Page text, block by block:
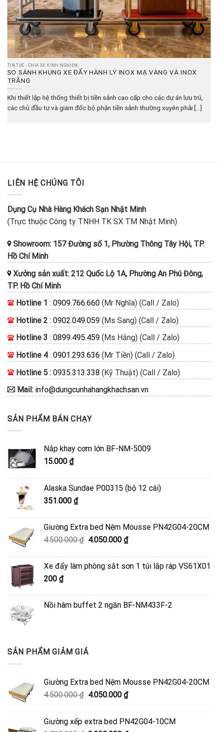
TIN TỨC - CHIA SẺ KINH NGHIỆM
SO SÁNH KHUNG XE ĐẨY HÀNH LÝ INOX MẠ VÀNG VÀ INOX
TRẮNG
Khi thiết lập hệ thống thiết bị tiền sảnh cao cấp cho các dự án lưu trú,
các chủ đầu tư và giám đốc bộ phận tiền sảnh thường xuyên phải [...]
LIÊN HỆ CHÚNG TÔI
Dụng Cụ Nhà Hàng Khách Sạn Nhật Minh
(Trực thuộc Công ty TNHH TK SX TM Nhật Minh)
Showroom: 157 Đường số 1, Phường Thông Tây Hội, TP.
Hồ Chí Minh
Xưởng sản xuất: 212 Quốc Lộ 1A, Phường An Phú Đông,
TP. Hồ Chí Minh
Hotline 1 : 0909.766.660 (Mr Nghĩa) (Call / Zalo)
Hotline 2 : 0902.049.059 (Ms Sang) (Call / Zalo)
Hotline 3 : 0899.495.459 (Ms Hằng) (Call / Zalo)
Hotline 4: 0901.293.636 (Mr Tiền) (Call / Zalo)
Hotline 5 : 0935.313.338 (Kỹ Thuật) (Call / Zalo)
Mail: info@dungcunhahangkhachsan.vn
SẢN PHẨM BÁN CHẠY
Nắp khay cơm lớn BF-NM-5009
15.000 ₫
Alaska Sundae P00315 (bộ 12 cái)
351.000 ₫
Giường Extra bed Nệm Mousse PN42G04-20CM
4.500.000₫ Giá
4.500.000 ₫.
4.050.000 ₫Giá
là:
Xe đẩy làm phòng sắt sơn 1 túi lắp ráp VS61X01
200 ₫
Nồi hâm buffet 2 ngăn BF-NM433F-2
SẢN PHẨM GIẢM GIÁ
Giường Extra bed Nệm Mousse PN42G04-20CM
4.500.000₫ Giá
4.500.000 ₫.
4.050.000 ₫Giá
là:
Giường xếp extra bed PN42G04-10CM